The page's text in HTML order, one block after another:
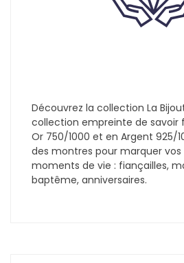
Découvrez la collection La
collection empreinte de savoir
Or 750/1000 et en Argent 925/
des montres pour marquer vos
moments de vie : fiançailles,
baptême, anniversaires.